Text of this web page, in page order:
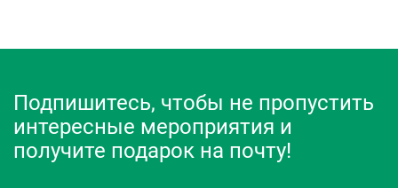
Подпишитесь, чтобы не пропустить
интересные мероприятия и
получите подарок на почту!